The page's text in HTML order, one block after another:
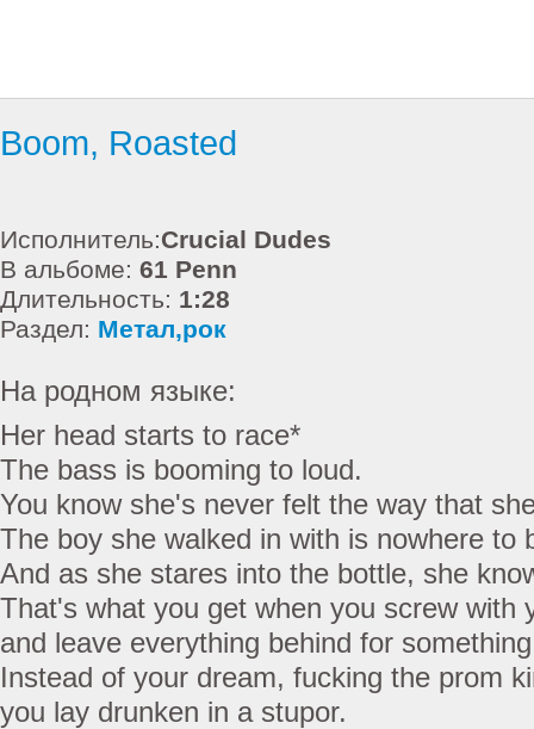
Boom, Roasted
Исполнитель:Crucial Dudes
В альбоме: 61 Penn
Длительность: 1:28
Раздел: Метал,рок
На родном языке:
Her head starts to race*
The bass is booming to loud.
You know she's never felt the way that
The boy she walked in with is nowhere to
And as she stares into the bottle, she
That's what you get when you screw with
and leave everything behind for
Instead of your dream, fucking the prom
you lay drunken in a stupor.